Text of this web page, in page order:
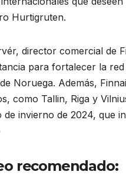
Hurtigruten.
director comercial de
para fortalecer la
Noruega. Además,
como Tallin, Riga y
de invierno de 2024, que
recomendado: